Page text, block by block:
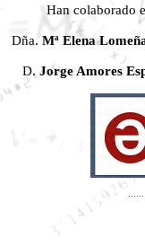
Han colaborado
Dña. Mª Elena
D. Jorge Amores